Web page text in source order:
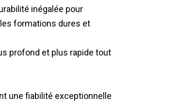
inégalée pour
formations dures et
profond et plus rapide tout
une fiabilité exceptionnelle